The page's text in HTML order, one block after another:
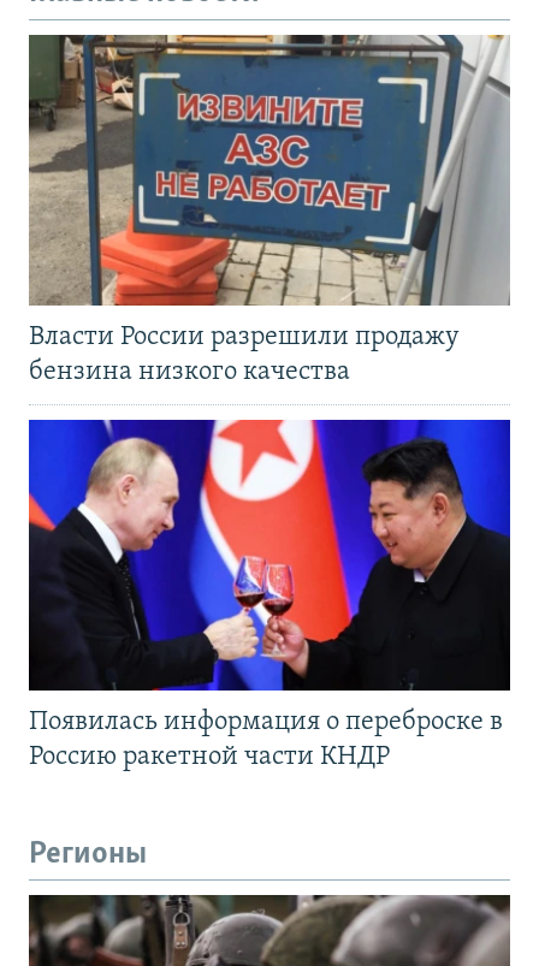
Власти России разрешили продажу
бензина низкого качества
Появилась информация о переброске в
Россию ракетной части КНДР
Регионы